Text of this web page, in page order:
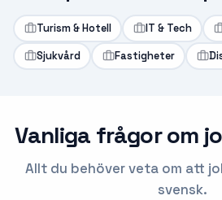
Turism & Hotell IT & Tech
Sjukvård Fastigheter
Vanliga frågor om
Allt du behöver veta om att
svensk.